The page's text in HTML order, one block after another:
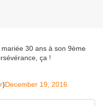
30 ans à son 9ème
ça !
)December 19, 2016